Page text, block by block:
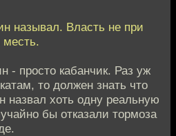
называл. Власть не при
месть.
- просто кабанчик. Раз уж
то должен знать что
назвал хоть одну реальную
бы отказали тормоза